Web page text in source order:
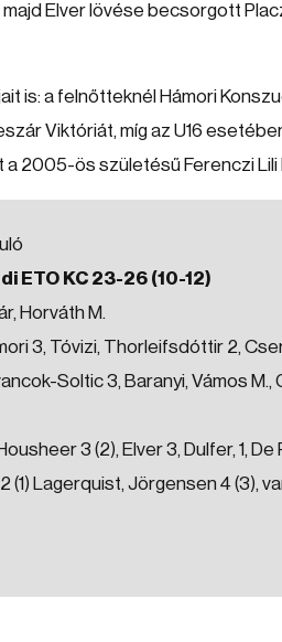
Elver lövése becsorgott
is: a felnőtteknél Hámori
Viktóriát, míg az U16
a 2005-ös születésű Ferenczi Lili
ETO KC 23-26 (10-12)
Horváth M.
3, Tóvizi, Thorleifsdóttir 2,
Soltic 3, Baranyi, Vámos M.,
3 (2), Elver 3, Dulfer, 1, De
(1) Lagerquist, Jörgensen 4 (3),